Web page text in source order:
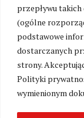
przepływu
(ogólne
podstawowe
dostarczanych
strony.
Polityki
wymienionym